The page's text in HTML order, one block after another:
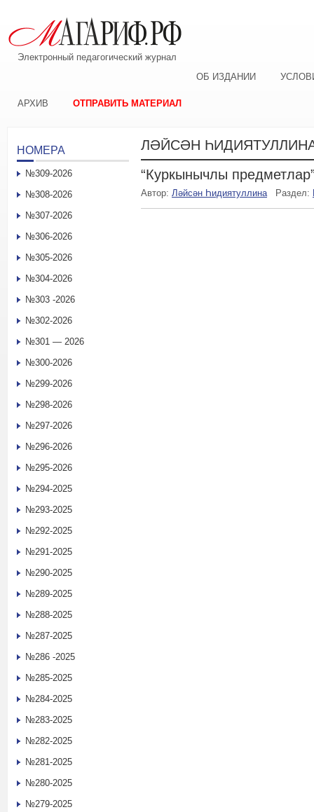
Электронный педагогический журнал
ОБ ИЗДАНИИ
АРХИВ ОТПРАВИТЬ МАТЕРИАЛ
ЛӘЙСӘН
“Куркынычлы
Автор: Ләйсән Һидиятуллина Раздел:
НОМЕРА
№309-2026
№308-2026
№307-2026
№306-2026
№305-2026
№304-2026
№303 -2026
№302-2026
№301 — 2026
№300-2026
№299-2026
№298-2026
№297-2026
№296-2026
№295-2026
№294-2025
№293-2025
№292-2025
№291-2025
№290-2025
№289-2025
№288-2025
№287-2025
№286 -2025
№285-2025
№284-2025
№283-2025
№282-2025
№281-2025
№280-2025
№279-2025